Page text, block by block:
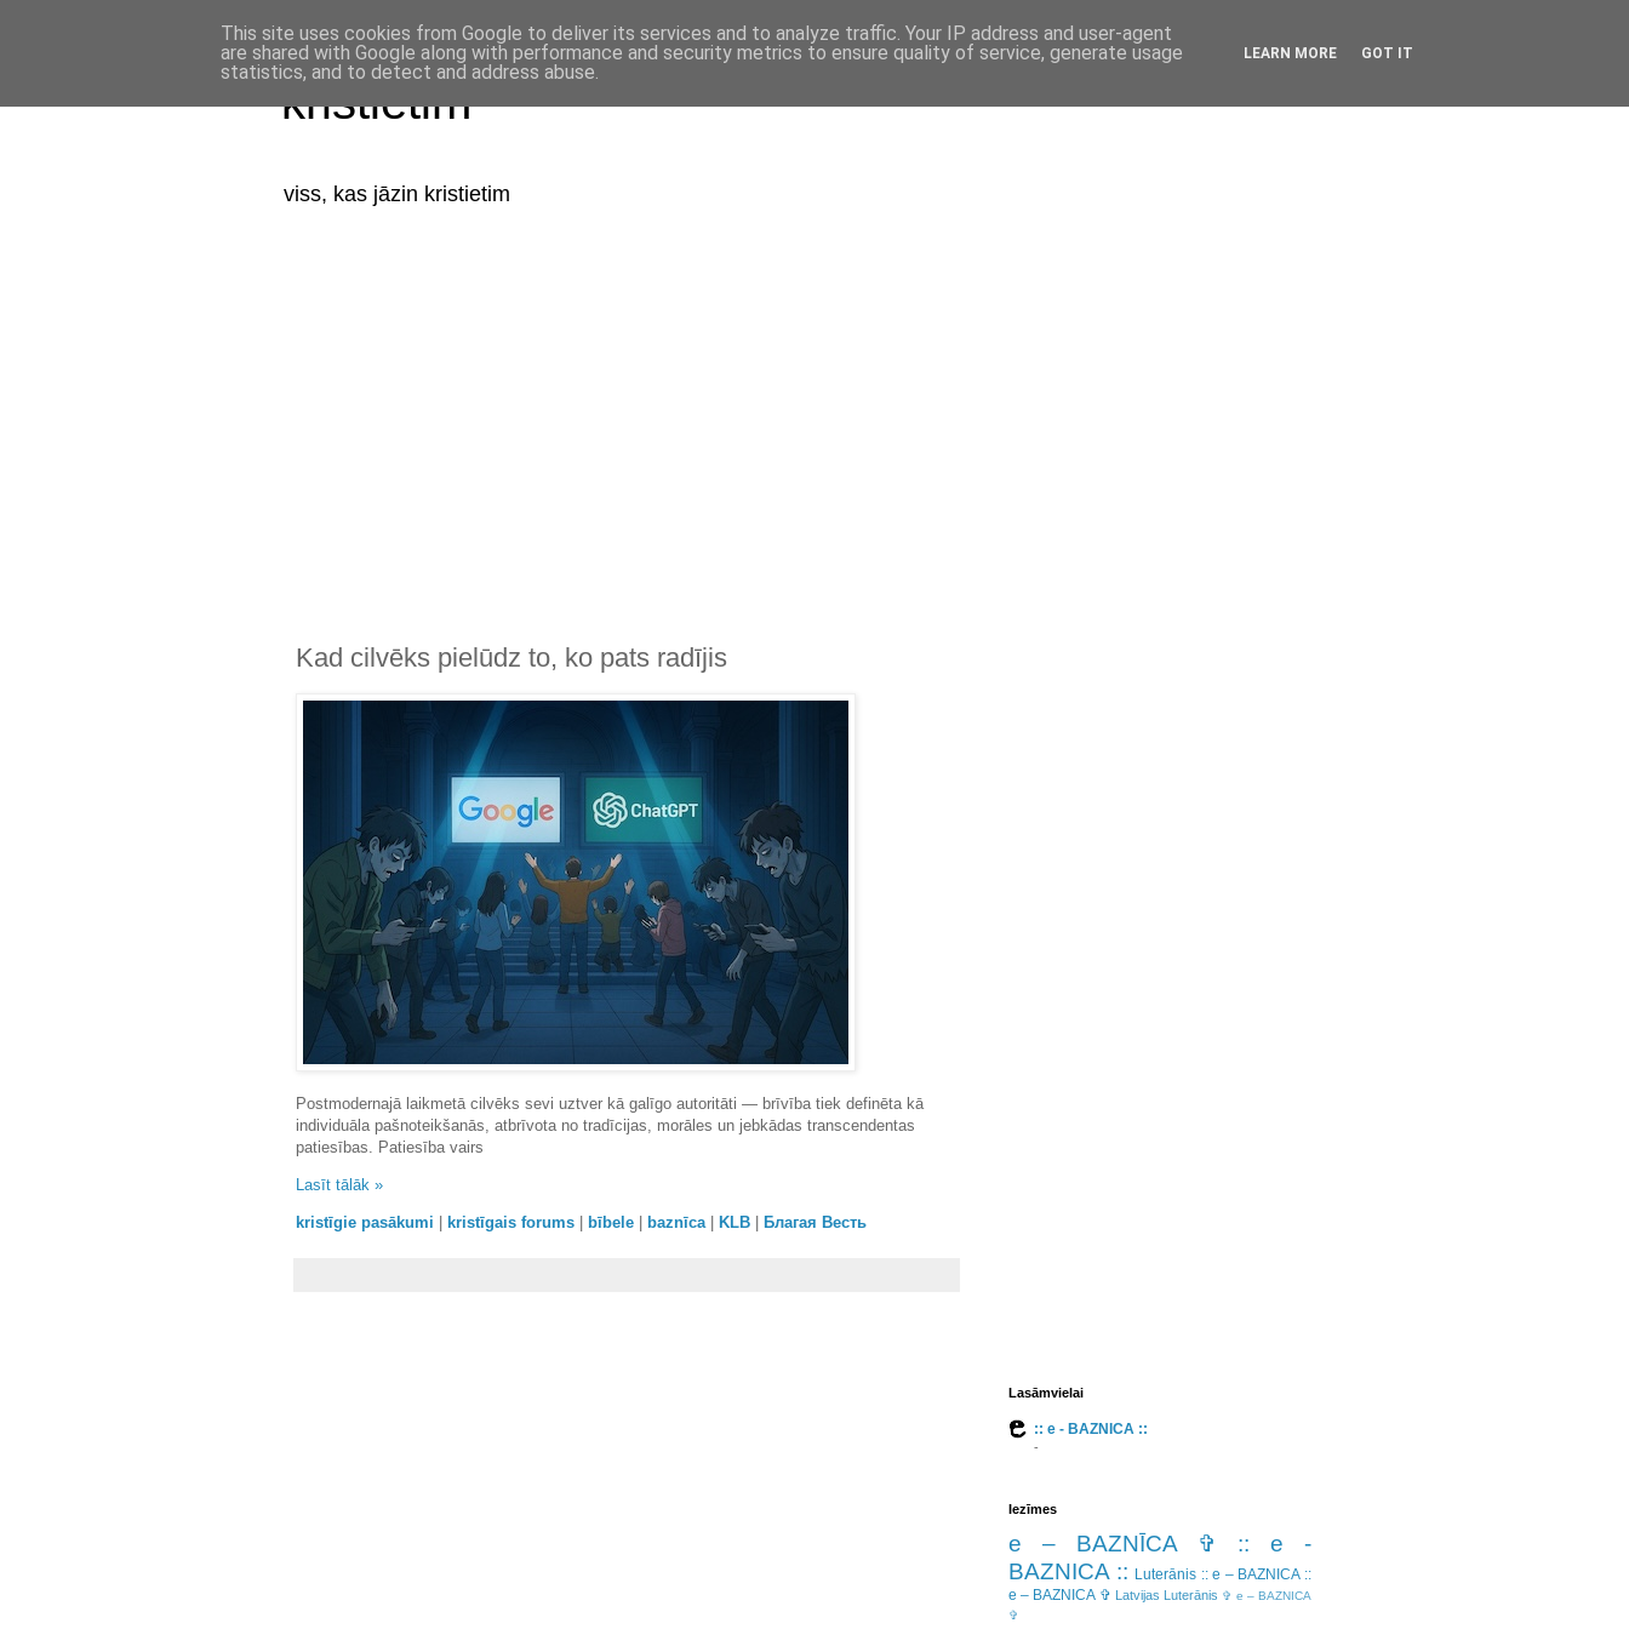
kristietim
viss, kas jāzin kristietim
Kad cilvēks pielūdz to, ko pats radījis
Postmodernajā laikmetā cilvēks sevi uztver kā galīgo autoritāti — brīvība tiek definēta kā
individuāla pašnoteikšanās, atbrīvota no tradīcijas, morāles un jebkādas transcendentas
patiesības. Patiesība vairs
Lasīt tālāk »
kristīgie pasākumi kristīgais forums bībele baznīca| KLB Благая Весть
Lasāmvielai
:: e - BAZNICA ::
-
Iezīmes
e – BAZNĪCA ✞
:: e -
BAZNICA :: Luterānis :: e – BAZNICA ::
e – BAZNICA ✞ Latvijas Luterānis ✞ e – BAZNICA
✞
This site uses cookies from Google to deliver its services and to analyze traffic. Your IP address and user-agent
are shared with Google along with performance and security metrics to ensure quality of service, generate usage
statistics, and to detect and address abuse.
LEARN MORE GOT IT